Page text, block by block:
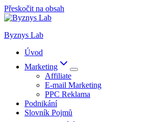
Přeskočit na obsah
Byznys Lab
Úvod
Marketing
Affiliate
E-mail Marketing
PPC Reklama
Podnikání
Slovník Pojmů